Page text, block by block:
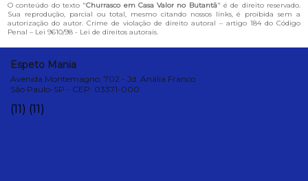
O conteúdo do texto "Churrasco em Casa Valor no Butantã" é de direito reservado.
Sua reprodução, parcial ou total, mesmo citando nossos links, é proibida sem a
autorização do autor. Crime de violação de direito autoral – artigo 184 do Código
Penal – Lei 9610/98 - Lei de direitos autorais.
Espeto Mania
Avenida Montemagno, 702 - Jd. Anália Franco
São Paulo-SP - CEP: 03371-000
(11) (11)